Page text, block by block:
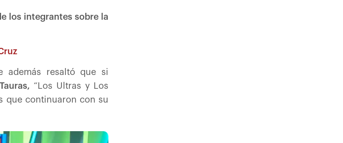
los integrantes sobre la
además resaltó que si
“Los Ultras y Los
que continuaron con su